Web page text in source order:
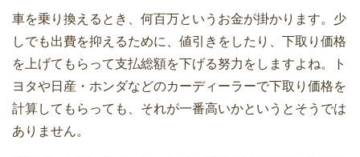
の相場は？
車を乗り換えるとき、何百万というお金が掛かります。少
しでも出費を抑えるために、値引きをしたり、下取り価格
を上げてもらって支払総額を下げる努力をしますよね。ト
ヨタや日産・ホンダなどのカーディーラーで下取り価格を
計算してもらっても、それが一番高いかというとそうでは
ありません。